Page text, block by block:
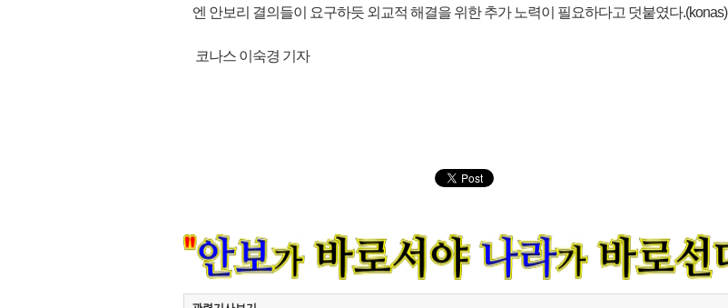
엔 안보리 결의들이 요구하듯 외교적 해결을 위한 추가 노력이 필요하다고 덧붙였다.(konas)
코나스 이숙경 기자